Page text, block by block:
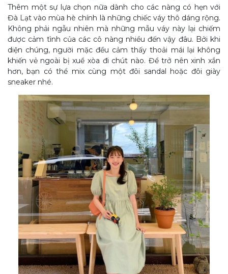
Thêm một sự lựa chọn nữa dành cho các nàng có hẹn với
Đà Lạt vào mùa hè chính là những chiếc váy thô dáng rộng.
Không phải ngẫu nhiên mà những mẫu váy này lại chiếm
được cảm tình của các cô nàng nhiều đến vậy đâu. Bởi khi
diện chúng, người mặc đều cảm thấy thoải mái lại không
khiến vẻ ngoài bị xuề xòa đi chút nào. Để trở nên xinh xắn
hơn, bạn có thể mix cùng một đôi sandal hoặc đôi giày
sneaker nhé.